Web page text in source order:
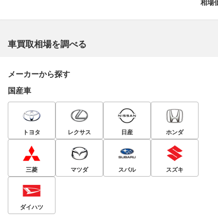
相場
車買取相場を調べる
メーカーから探す
国産車
トヨタ レクサス 日産 ホンダ
三菱 マツダ スバル スズキ
ダイハツ